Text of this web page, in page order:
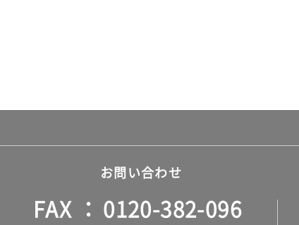
お問い合わせ
FAX 0120-382-096